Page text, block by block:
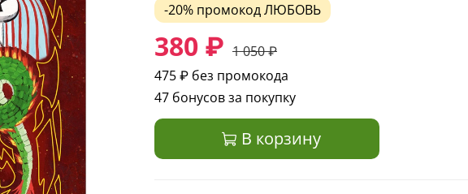
-20% промокодЛЮБОВЬ
380 ₽ 1 050 ₽
475 ₽ без промокода
47 бонусов за покупку
В корзину